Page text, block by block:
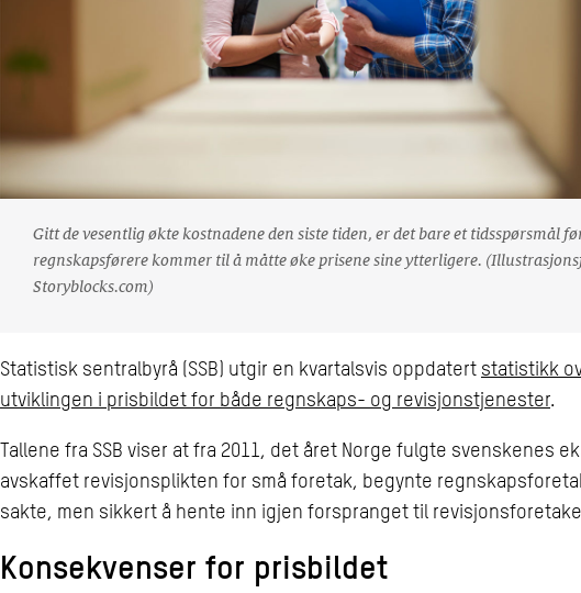
Gitt de vesentlig økte kostnadene den siste tiden, er det bare et tidsspørsmål
regnskapsførere kommer til å måtte øke prisene sine ytterligere.
Storyblocks.com)
Statistisk sentralbyrå (SSB) utgir en kvartalsvis oppdatert statistikk
utviklingen i prisbildet for både regnskaps- og revisjonstjenester.
Tallene fra SSB viser at fra 2011, det året Norge fulgte svenskenes
avskaffet revisjonsplikten for små foretak, begynte
sakte, men sikkert å hente inn igjen forspranget til
Konsekvenser for prisbildet